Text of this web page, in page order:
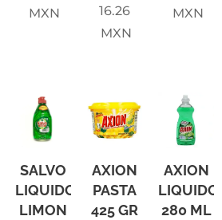
MXN
16.26
MXN
MXN
SALVO
LIQUIDO
LIMON
AXION
PASTA
425 GR
AXION
LIQUIDO
280 ML